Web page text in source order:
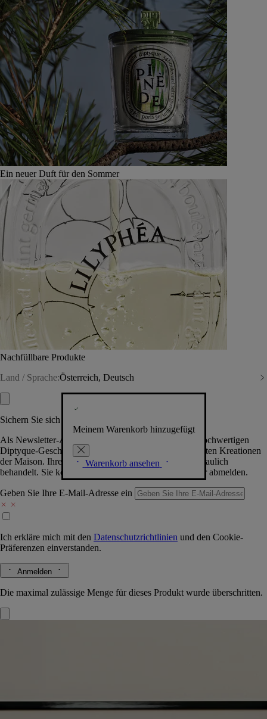
Ein neuer Duft für den Sommer
Nachfüllbare Produkte
Land / Sprache:Österreich, Deutsch
Meinem Warenkorb hinzugefügt
Warenkorb ansehen
Sichern Sie sich exklusive Vorteile
Als Newsletter-Abonnent.in erhalten Sie Zugang zu hochwertigen
Diptyque-Geschenken, Events & News über die neuesten Kreationen
der Maison. Ihre Daten werden selbstverständlich vertraulich
behandelt. Sie können sich jederzeit problemlos wieder abmelden.
Geben Sie Ihre E-Mail-Adresse ein
Ich erkläre mich mit den Datenschutzrichtlinien und den Cookie-
Präferenzen einverstanden.
Anmelden
Die maximal zulässige Menge für dieses Produkt wurde überschritten.